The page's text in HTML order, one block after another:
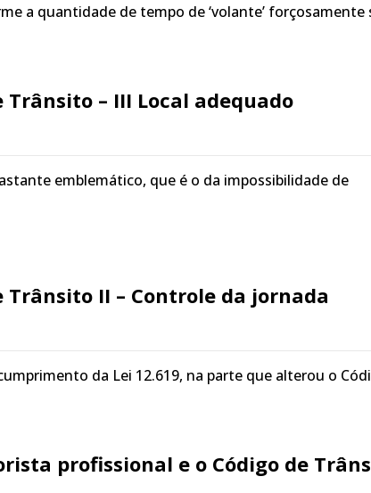
a quantidade de tempo de ‘volante’ forçosamente
– III Local adequado
emblemático, que é o da impossibilidade de
II – Controle da jornada
da Lei 12.619, na parte que alterou o
profissional e o Código de